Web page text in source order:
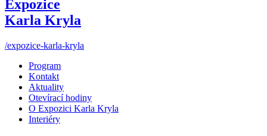
Expozice
Karla Kryla
/expozice-karla-kryla
Program
Kontakt
Aktuality
Otevírací hodiny
O Expozici Karla Kryla
Interiéry